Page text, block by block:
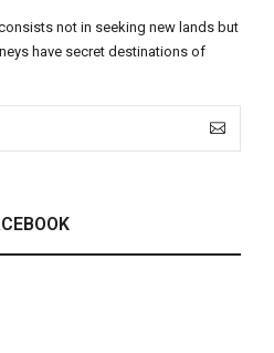
not in seeking new lands but
have secret destinations of